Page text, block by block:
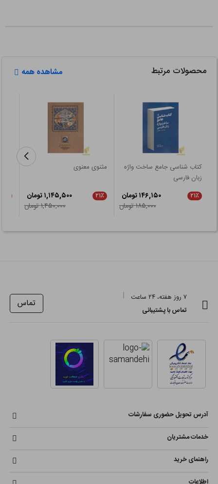
محصولات مرتبط مشاهده همه
کتاب شناسی جامع ساخت واژه
زبان فارسی
۲۱٪
۱۴۶,۱۵۰ تومان
۱۸۵,۰۰۰ تومان
مثنوی معنوی
۲۱٪
۱,۱۴۵,۵۰۰ تومان
۱,۴۵۰,۰۰۰ تومان
۷ روز هفته، ۲۴ ساعت
تماس با پشتیبانی
تماس
آدرس تحویل حضوری سفارشات
خدمات مشتریان
راهنمای خرید
اطلاعات